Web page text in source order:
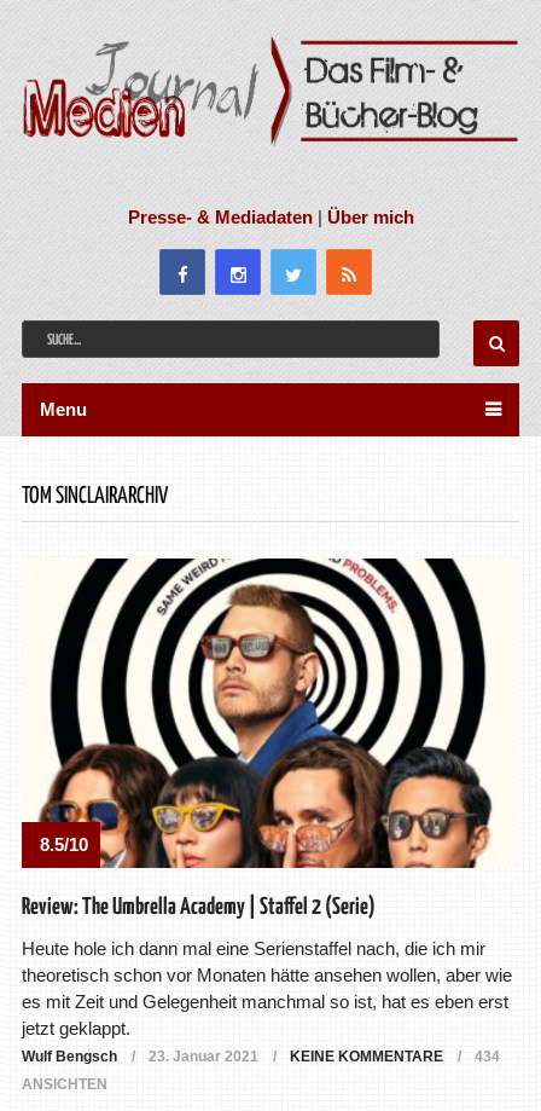
Presse- & Mediadaten|Über mich
Menu
TOM SINCLAIRARCHIV
8.5/10
Review: The Umbrella Academy | Staffel 2 (Serie)
Heute hole ich dann mal eine Serienstaffel nach, die ich mir
theoretisch schon vor Monaten hätte ansehen wollen, aber wie
es mit Zeit und Gelegenheit manchmal so ist, hat es eben erst
jetzt geklappt.
Wulf Bengsch 23. Januar 2021 KEINE KOMMENTARE
434
ANSICHTEN